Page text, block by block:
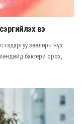
вэ
зөөлөрч нүх
бактери орох,